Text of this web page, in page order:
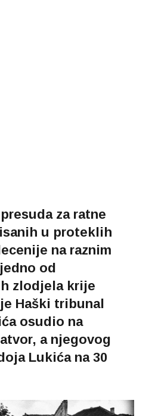
za ratne
u proteklih
na raznim
od
zlodjela krije
Haški tribunal
osudio na
a njegovog
Lukića na 30